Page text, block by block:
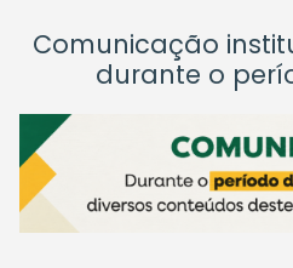
Comunicação
durante o